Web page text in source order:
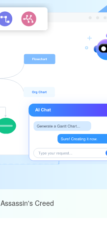
ציר הזמן של Assassin's Creed